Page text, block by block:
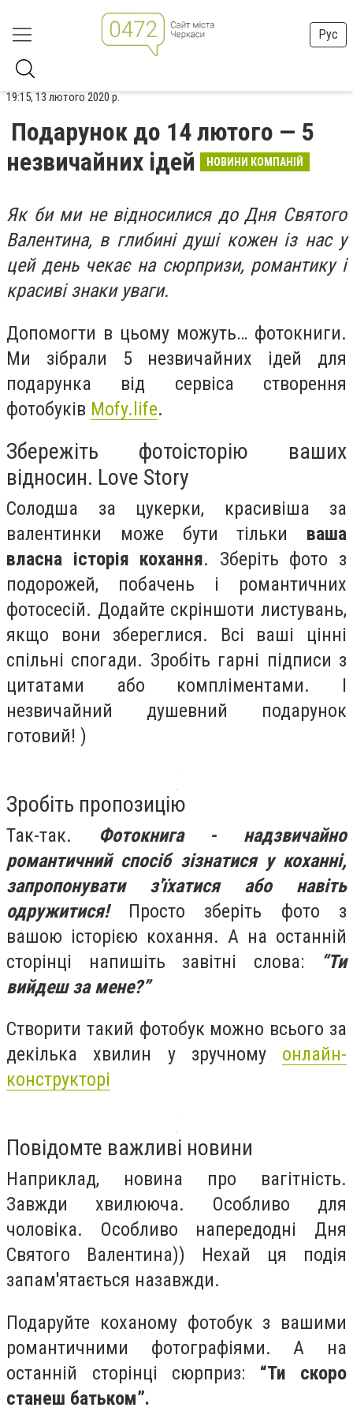
Рус
19:15, 13 лютого 2020 р.
Подарунок до 14 лютого — 5
незвичайних ідей
НОВИНИ КОМПАНІЙ
Як би ми не відносилися до Дня Святого
Валентина, в глибині душі кожен із нас у
цей день чекає на сюрпризи, романтику і
красиві знаки уваги.
Допомогти в цьому можуть… фотокниги.
Ми зібрали 5 незвичайних ідей для
подарунка від сервіса створення
фотобуків Mofy.life.
Збережіть фотоісторію ваших
відносин. Love Story
Солодша за цукерки, красивіша за
валентинки може бути тільки ваша
власна історія кохання. Зберіть фото з
подорожей, побачень і романтичних
фотосесій. Додайте скріншоти листувань,
якщо вони збереглися. Всі ваші цінні
спільні спогади. Зробіть гарні підписи з
цитатами або компліментами. І
незвичайний душевний подарунок
готовий! )
Зробіть пропозицію
Так-так. Фотокнига - надзвичайно
романтичний спосіб зізнатися у коханні,
запропонувати з'їхатися або навіть
одружитися!Просто зберіть фото з
вашою історією кохання. А на останній
сторінці напишіть завітні слова:
“Ти
вийдеш за мене?”
Створити такий фотобук можно всього за
декілька хвилин у зручному онлайн-
конструкторі
Повідомте важливі новини
Наприклад, новина про вагітність.
Завжди хвилююча. Особливо для
чоловіка. Особливо напередодні Дня
Святого Валентина)) Нехай ця подія
запам'ятається назавжди.
Подаруйте коханому фотобук з вашими
романтичними фотографіями. А на
останній сторінці сюрприз: “Ти скоро
станеш батьком”.